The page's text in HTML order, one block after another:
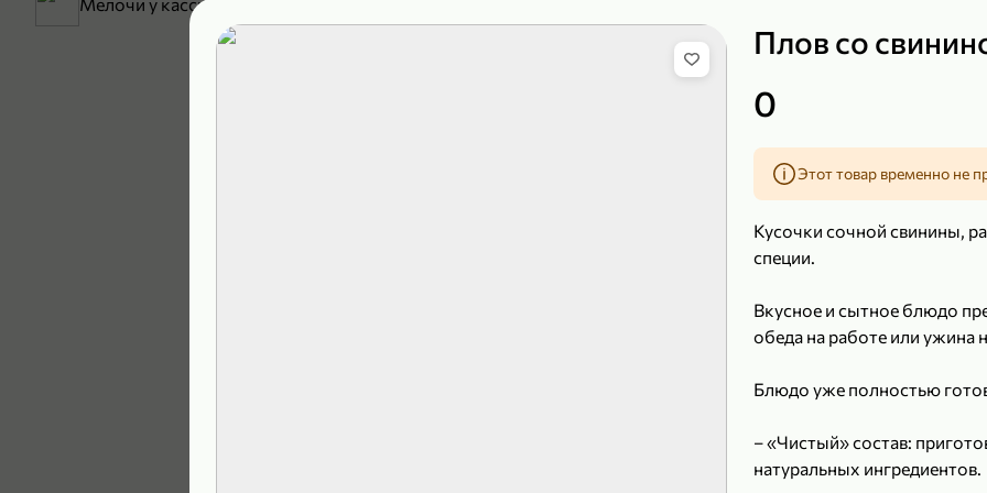
Плов со
0
Этот товар временно не
Кусочки сочной свинины,
специи.
Вкусное и сытное блюдо
обеда на работе или ужина
Блюдо уже полностью
– «Чистый» состав:
натуральных ингредиентов.
Полотенца бумажные «Soffione» MENU, 2 рулона, 120 г
39,99